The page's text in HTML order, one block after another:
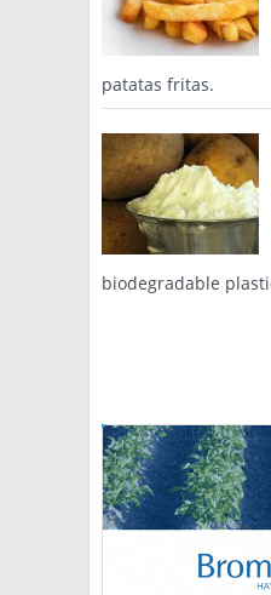
patatas fritas.
biodegradable